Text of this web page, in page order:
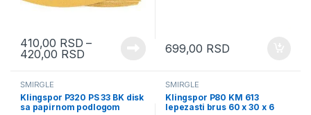
410,00 RSD –
420,00 RSD 699,00 RSD
ŠMIRGLE
Klingspor P320 PS 33 BK disk
sa papirnom podlogom
ŠMIRGLE
Klingspor P80 KM 613
lepezasti brus 60 x 30 x 6